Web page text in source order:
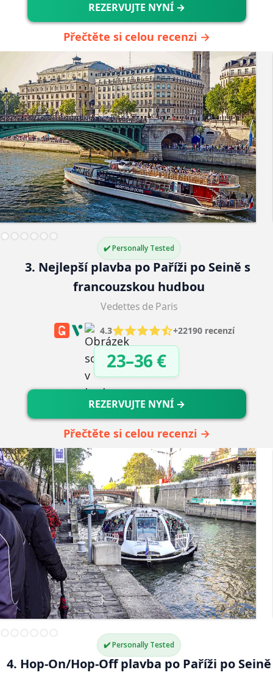
REZERVUJTE NYNÍ →
Přečtěte si celou recenzi →
✔️ Personally Tested
3. Nejlepší plavba po Paříži po Seině s
francouzskou hudbou
Vedettes de Paris
4.3 +22190 recenzí
23–36 €
REZERVUJTE NYNÍ →
Přečtěte si celou recenzi →
✔️ Personally Tested
4. Hop-On/Hop-Off plavba po Paříži po Seině